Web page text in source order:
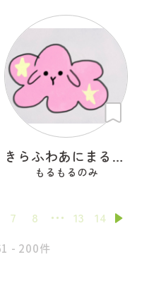
きらふわあにまるふれんず
もるもるのみ
7 8 13 14
- 200件